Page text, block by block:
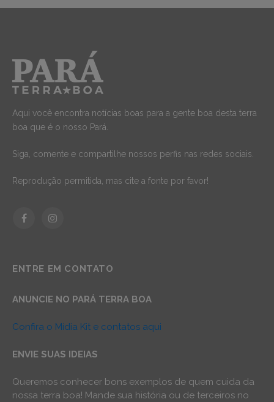
Aqui você encontra notícias boas para a gente boa desta terra
boa que é o nosso Pará.
Siga, comente e compartilhe nossos perfis nas redes sociais.
Reprodução permitida, mas cite a fonte por favor!
FacebookInstagram
ENTRE EM CONTATO
ANUNCIE NO PARÁ TERRA BOA
Confira o Mídia Kit e contatos aqui
ENVIE SUAS IDEIAS
Queremos conhecer bons exemplos de quem cuida da
nossa terra boa! Mande sua história ou de terceiros no